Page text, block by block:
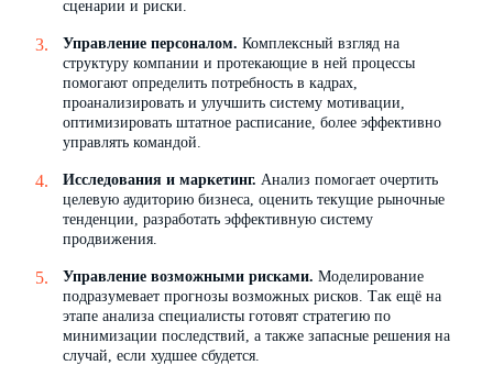
сценарии и риски.
Управление персоналом. Комплексный взгляд на
структуру компании и протекающие в ней процессы
помогают определить потребность в кадрах,
проанализировать и улучшить систему мотивации,
оптимизировать штатное расписание, более эффективно
управлять командой.
Исследования и маркетинг. Анализ помогает очертить
целевую аудиторию бизнеса, оценить текущие рыночные
тенденции, разработать эффективную систему
продвижения.
Управление возможными рисками. Моделирование
подразумевает прогнозы возможных рисков. Так ещё на
этапе анализа специалисты готовят стратегию по
минимизации последствий, а также запасные решения на
случай, если худшее сбудется.